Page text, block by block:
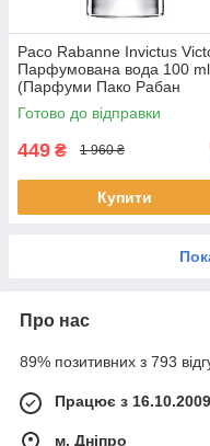
Paco Rabanne Invictus
Парфумована вода 100 ml
(Парфуми Пако Рабан
Інквіктус Вікторі Чоловічі)
Готово до відправки
449 ₴ 1 960 ₴
Купити
Про нас
89% позитивних з 793
Працює з 16.10.2009
м. Дніпро